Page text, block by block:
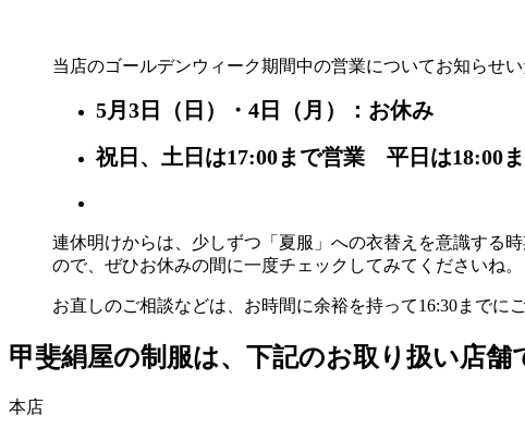
当店のゴールデンウィーク期間中の営業についてお知らせい
5月3日（日）・4日（月）：お休み
祝日、土日は17:00まで営業 平日は18:00
連休明けからは、少しずつ「夏服」への衣替えを意識する
ので、ぜひお休みの間に一度チェックしてみてくださいね。
お直しのご相談などは、お時間に余裕を持って16:30までに
甲斐絹屋の制服は、下記のお取り扱い店舗
本店